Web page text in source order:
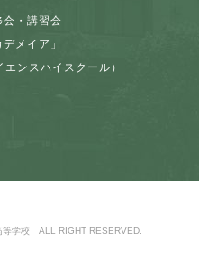
会・講習会
メイア」
ンスハイスクール）
等学校 ALL RIGHT RESERVED.